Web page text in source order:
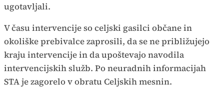
ugotavljali.
V času intervencije so celjski gasilci občane in
okoliške prebivalce zaprosili, da se ne približujejo
kraju intervencije in da upoštevajo navodila
intervencijskih služb. Po neuradnih informacijah
STA je zagorelo v obratu Celjskih mesnin.